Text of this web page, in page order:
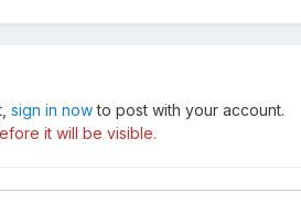
sign in nowto post with your account.
it will be visible.